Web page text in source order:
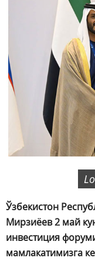
Ўзбекистон
Мирзиёев 2 май
инвестиция
мамлакатимизга